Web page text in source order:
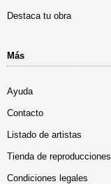
Destaca tu obra
Más
Ayuda
Contacto
Listado de artistas
Tienda de reproducciones
Condiciones legales